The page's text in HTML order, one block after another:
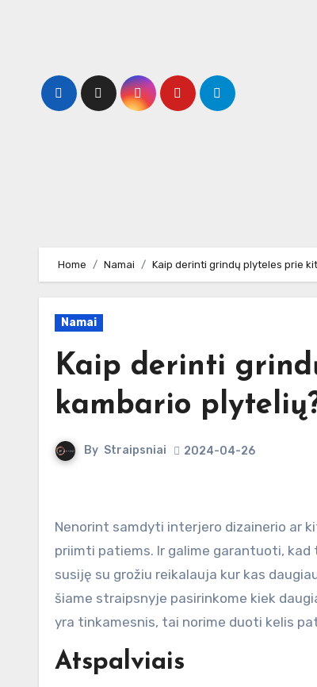
Home Namai Kaip derinti grindų plyteles prie
Namai
Kaip derinti
kambario
By Straipsniai 2024-04-26
Nenorint samdyti interjero dizainerio ar kitų specialistų, kurie padėtų įsirengti namus, visus sprendimus reikia
priimti patiems. Ir galime garantuoti, kad
susiję su grožiu reikalauja kur kas
šiame straipsnyje pasirinkome kiek
yra tinkamesnis, tai norime duoti kelis
Atspalviais